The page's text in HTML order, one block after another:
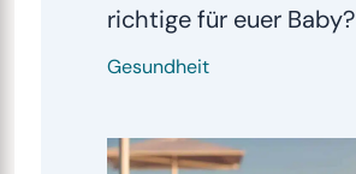
richtige für euer Baby?
Gesundheit